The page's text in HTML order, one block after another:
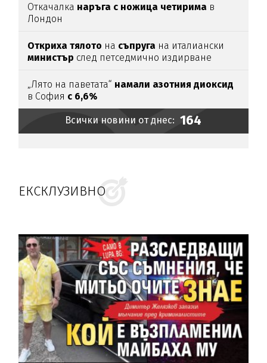
Откачалка наръга с ножица четирима в
Лондон
Откриха тялото на съпруга на италиански
министър след петседмично издирване
„Лято на паветата“ намали азотния диоксид
в София с 6,6%
Всички новини от днес: 164
ЕКСКЛУЗИВНО